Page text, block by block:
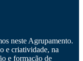
neste Agrupamento.
e criatividade, na
e formação de